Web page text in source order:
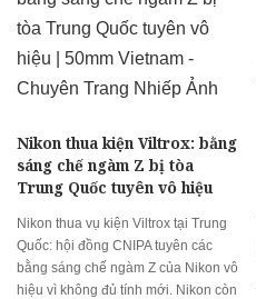
Nikon thua kiện Viltrox: bằng
sáng chế ngàm Z bị tòa
Trung Quốc tuyên vô hiệu
Nikon thua vụ kiện Viltrox tại Trung
Quốc: hội đồng CNIPA tuyên các
bằng sáng chế ngàm Z của Nikon vô
hiệu vì không đủ tính mới. Nikon còn